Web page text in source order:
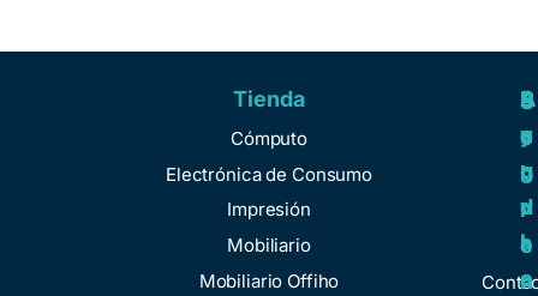
Tienda
Cómputo
Electrónica de Consumo
Impresión
Mobiliario
Mobiliario Offiho
A
y
u
d
a
S
o
b
r
e
n
R
e
g
u
l
a
S
e
r
v
i
c